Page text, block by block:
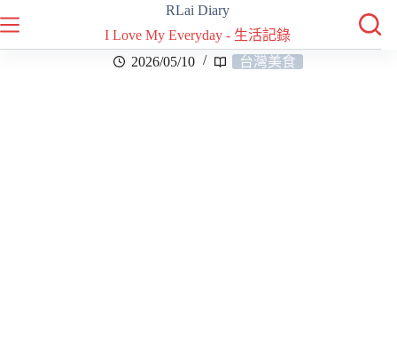
RLai Diary
I Love My Everyday - 生活記錄
2026/05/10
台灣美食